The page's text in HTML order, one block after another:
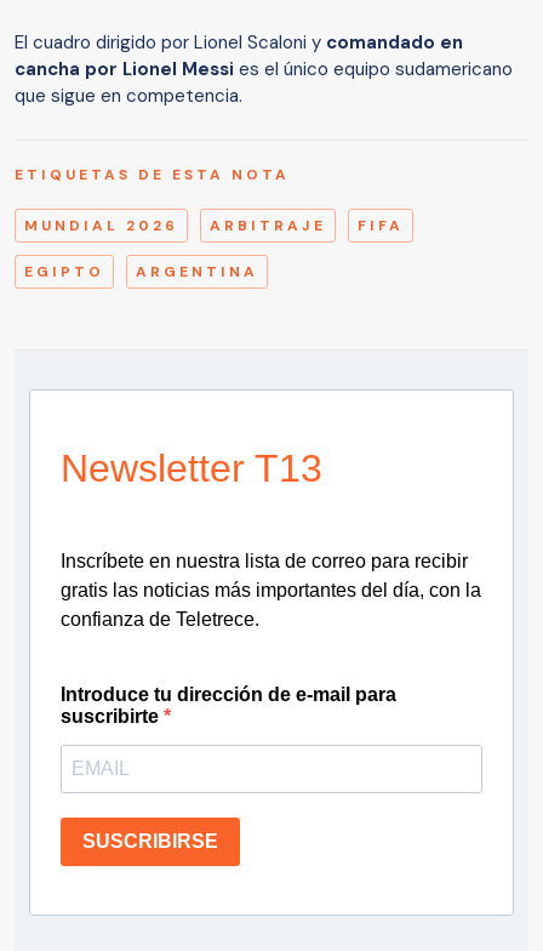
El cuadro dirigido por Lionel Scaloni y comandado en
cancha por Lionel Messi es el único equipo sudamericano
que sigue en competencia.
ETIQUETAS DE ESTA NOTA
MUNDIAL 2026 ARBITRAJE FIFA
EGIPTO ARGENTINA
Newsletter T13
Inscríbete en nuestra lista de correo para recibir
gratis las noticias más importantes del día, con la
confianza de Teletrece.
Introduce tu dirección de e-mail para
suscribirte
SUSCRIBIRSE